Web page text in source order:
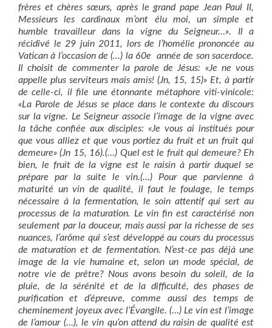
frères et chères sœurs, après le grand pape Jean Paul II,
Messieurs les cardinaux m’ont élu moi, un simple et
humble travailleur dans la vigne du Seigneur…». Il a
récidivé le 29 juin 2011, lors de l’homélie prononcée au
Vatican à l’occasion de (…) la 60e année de son sacerdoce.
Il choisit de commenter la parole de Jésus: «Je ne vous
appelle plus serviteurs mais amis! (Jn, 15, 15)» Et, à partir
de celle-ci, il file une étonnante métaphore viti-vinicole:
«La Parole de Jésus se place dans le contexte du discours
sur la vigne. Le Seigneur associe l’image de la vigne avec
la tâche confiée aux disciples: «Je vous ai institués pour
que vous alliez et que vous portiez du fruit et un fruit qui
demeure» (Jn 15, 16).(…) Quel est le fruit qui demeure? Eh
bien, le fruit de la vigne est le raisin à partir duquel se
prépare par la suite le vin.(…) Pour que parvienne à
maturité un vin de qualité, il faut le foulage, le temps
nécessaire à la fermentation, le soin attentif qui sert au
processus de la maturation. Le vin fin est caractérisé non
seulement par la douceur, mais aussi par la richesse de ses
nuances, l’arôme qui s’est développé au cours du processus
de maturation et de fermentation. N’est-ce pas déjà une
image de la vie humaine et, selon un mode spécial, de
notre vie de prêtre? Nous avons besoin du soleil, de la
pluie, de la sérénité et de la difficulté, des phases de
purification et d’épreuve, comme aussi des temps de
cheminement joyeux avec l’Évangile. (…) Le vin est l’image
de l’amour (…), le vin qu’on attend du raisin de qualité est